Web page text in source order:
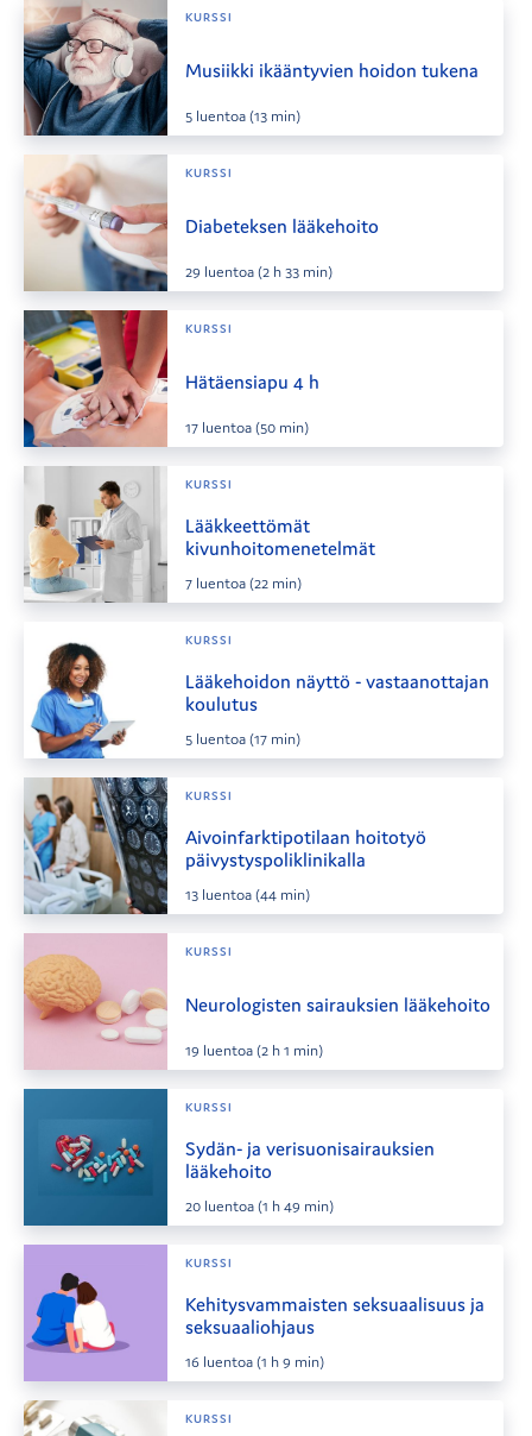
KURSSI
Musiikki ikääntyvien hoidon tukena
5 luentoa(13 min)
KURSSI
Diabeteksen lääkehoito
29 luentoa(2 h 33 min)
KURSSI
Hätäensiapu 4 h
17 luentoa(50 min)
KURSSI
Lääkkeettömät
kivunhoitomenetelmät
7 luentoa(22 min)
KURSSI
Lääkehoidon näyttö - vastaanottajan
koulutus
5 luentoa(17 min)
KURSSI
Aivoinfarktipotilaan hoitotyö
päivystyspoliklinikalla
13 luentoa(44 min)
KURSSI
Neurologisten sairauksien lääkehoito
19 luentoa(2 h 1 min)
KURSSI
Sydän- ja verisuonisairauksien
lääkehoito
20 luentoa(1 h 49 min)
KURSSI
Kehitysvammaisten seksuaalisuus ja
seksuaaliohjaus
16 luentoa(1 h 9 min)
KURSSI